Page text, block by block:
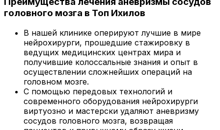
головного мозга в Топ Ихилов
В нашей клинике оперируют лучшие в мире
нейрохирурги, прошедшие стажировку в
ведущих медицинских центрах мира и
получившие колоссальные знания и опыт в
осуществлении сложнейших операций на
головном мозге.
С помощью передовых технологий и
современного оборудования нейрохирурги
виртуозно и мастерски удаляют аневризму
сосудов головного мозга, возвращая